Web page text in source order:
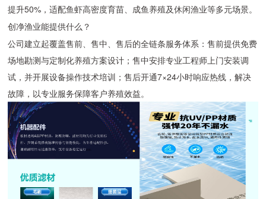
提升50%，适配鱼虾高密度育苗、成鱼养殖及休闲渔业等多元场景。
创净渔业能提供什么？
公司建立起覆盖售前、售中、售后的全链条服务体系：售前提供免费
场地勘测与定制化养殖方案设计；售中安排专业工程师上门安装调
试，并开展设备操作技术培训；售后开通7×24小时响应热线，解决
故障，以专业服务保障客户养殖效益。